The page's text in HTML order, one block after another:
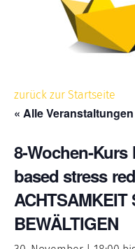
zurück zur Startseite
« Alle Veranstaltungen
8-Wochen-
based stress
ACHTSAMKEIT
BEWÄLTIGEN